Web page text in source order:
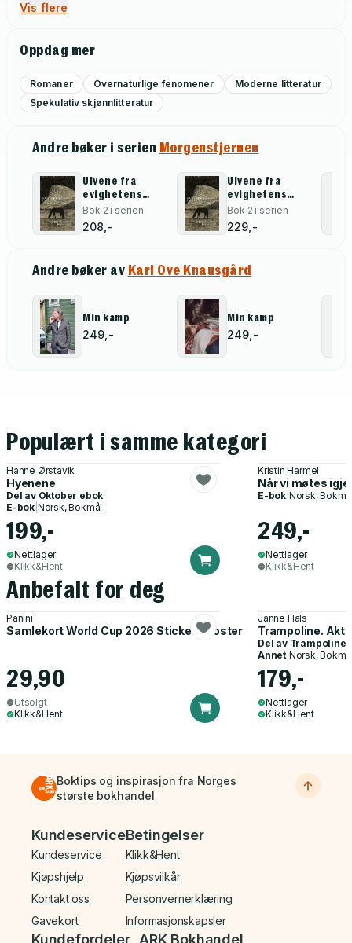
Vis flere
Oppdag mer
Romaner Overnaturlige fenomener
Moderne litteratur
Spekulativ skjønnlitteratur
Andre bøker i serien Morgenstjernen
Ulvene fra
evighetens
skog
Bok 2 i serien
208,-
Ulvene fra
evighetens
skog
Bok 2 i serien
229,-
Andre bøker av Karl Ove Knausgård
Min kamp
249,-
Min kamp
249,-
Populært i samme kategori
Hanne Ørstavik
Hyenene
Del av Oktober ebok
E-bok Norsk, Bokmål
199,-
Nettlager
Klikk&Hent
Kristin Harmel
Når vi møtes
E-bok| Norsk,
249,-
Nettlager
Klikk&Hent
Anbefalt for deg
Panini
Samlekort World Cup 2026 Sticker Booster
29,90
Utsolgt
Klikk&Hent
Janne Hals
Trampoline.
Del av Trampoline
Annet| Norsk,
179,-
Nettlager
Klikk&Hent
Boktips og inspirasjon fra Norges
største bokhandel
Bunnmeny
Kundeservice
Kundeservice
Kjøpshjelp
Kontakt oss
Gavekort
Betingelser
Klikk&Hent
Kjøpsvilkår
Personvernerklæring
Informasjonskapsler
Kundefordeler ARK Bokhandel